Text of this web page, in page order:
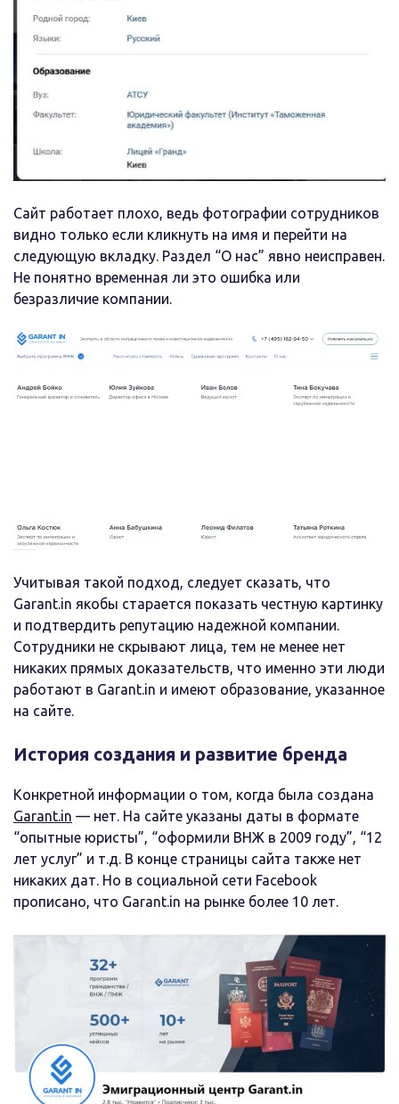
Сайт работает плохо, ведь фотографии сотрудников
видно только если кликнуть на имя и перейти на
следующую вкладку. Раздел “О нас” явно неисправен.
Не понятно временная ли это ошибка или
безразличие компании.
Учитывая такой подход, следует сказать, что
Garant.in якобы старается показать честную картинку
и подтвердить репутацию надежной компании.
Сотрудники не скрывают лица, тем не менее нет
никаких прямых доказательств, что именно эти люди
работают в Garant.in и имеют образование, указанное
на сайте.
История создания и развитие бренда
Конкретной информации о том, когда была создана
Garant.in — нет. На сайте указаны даты в формате
“опытные юристы”, “оформили ВНЖ в 2009 году”, “12
лет услуг” и т.д. В конце страницы сайта также нет
никаких дат. Но в социальной сети Facebook
прописано, что Garant.in на рынке более 10 лет.